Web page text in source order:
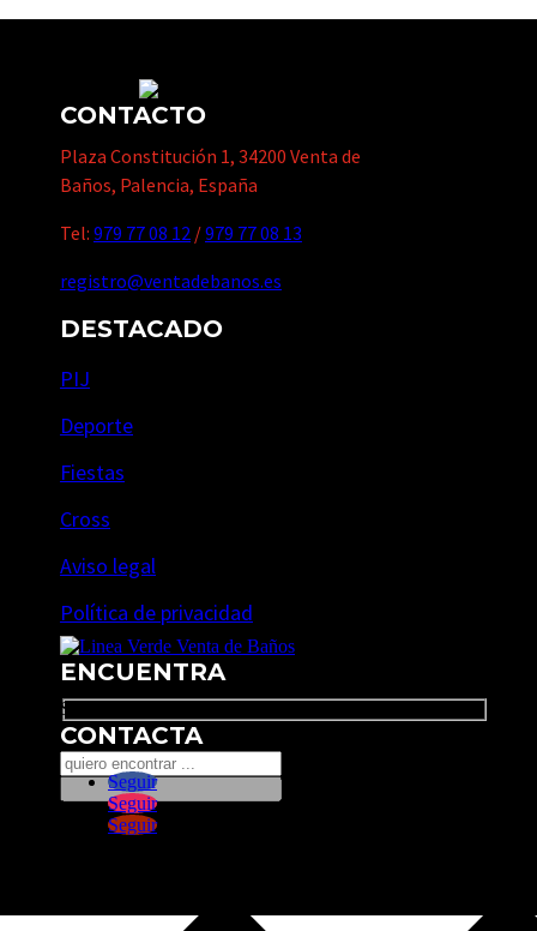
CONTACTO
Plaza Constitución 1, 34200 Venta de
Baños, Palencia, España
Tel: 979 77 08 12 /979 77 08 13
registro@ventadebanos.es
DESTACADO
PIJ
Deporte
Fiestas
Cross
Aviso legal
Política de privacidad
ENCUENTRA
Search
CONTACTA
Seguir
Seguir
Seguir